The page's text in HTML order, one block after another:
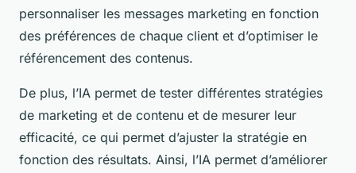
personnaliser les messages marketing en fonction
des préférences de chaque client et d’optimiser le
référencement des contenus.
De plus, l’IA permet de tester différentes stratégies
de marketing et de contenu et de mesurer leur
efficacité, ce qui permet d’ajuster la stratégie en
fonction des résultats. Ainsi, l’IA permet d’améliorer